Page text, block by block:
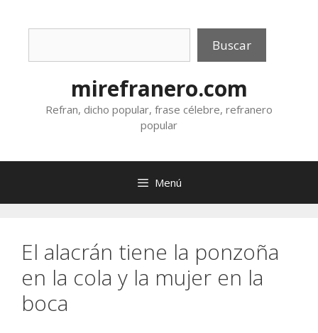
Buscar
mirefranero.com
Refran, dicho popular, frase célebre, refranero
popular
Menú
El alacrán tiene la ponzoña
en la cola y la mujer en la
boca